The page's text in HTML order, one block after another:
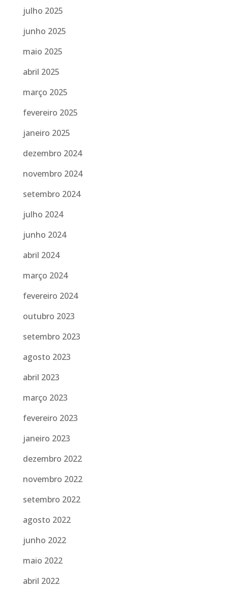
julho 2025
junho 2025
maio 2025
abril 2025
março 2025
fevereiro 2025
janeiro 2025
dezembro 2024
novembro 2024
setembro 2024
julho 2024
junho 2024
abril 2024
março 2024
fevereiro 2024
outubro 2023
setembro 2023
agosto 2023
abril 2023
março 2023
fevereiro 2023
janeiro 2023
dezembro 2022
novembro 2022
setembro 2022
agosto 2022
junho 2022
maio 2022
abril 2022